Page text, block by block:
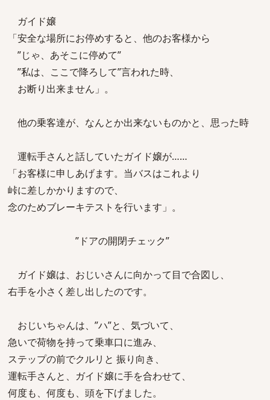
ガイド嬢
「安全な場所にお停めすると、他のお客様から
”じゃ、あそこに停めて”
”私は、ここで降ろして”言われた時、
お断り出来ません」。
他の乗客達が、なんとか出来ないものかと、思った時
運転手さんと話していたガイド嬢が……
「お客様に申しあげます。当バスはこれより
峠に差しかかりますので、
念のためブレーキテストを行います」。
”ドアの開閉チェック”
ガイド嬢は、おじいさんに向かって目で合図し、
右手を小さく差し出したのです。
おじいちゃんは、”ハ”と、気づいて、
急いで荷物を持って乗車口に進み、
ステップの前でクルリと 振り向き、
運転手さんと、ガイド嬢に手を合わせて、
何度も、何度も、頭を下げました。